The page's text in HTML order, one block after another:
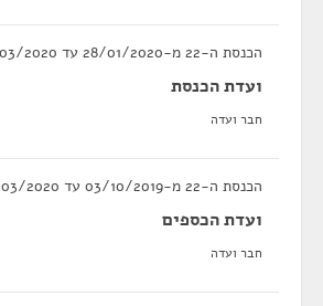
הכנסת ה-22 מ-28/01/2020 עד 16/03/2020
ועדת הכנסת
חבר ועדה
הכנסת ה-22 מ-03/10/2019 עד 16/03/2020
ועדת הכספים
חבר ועדה